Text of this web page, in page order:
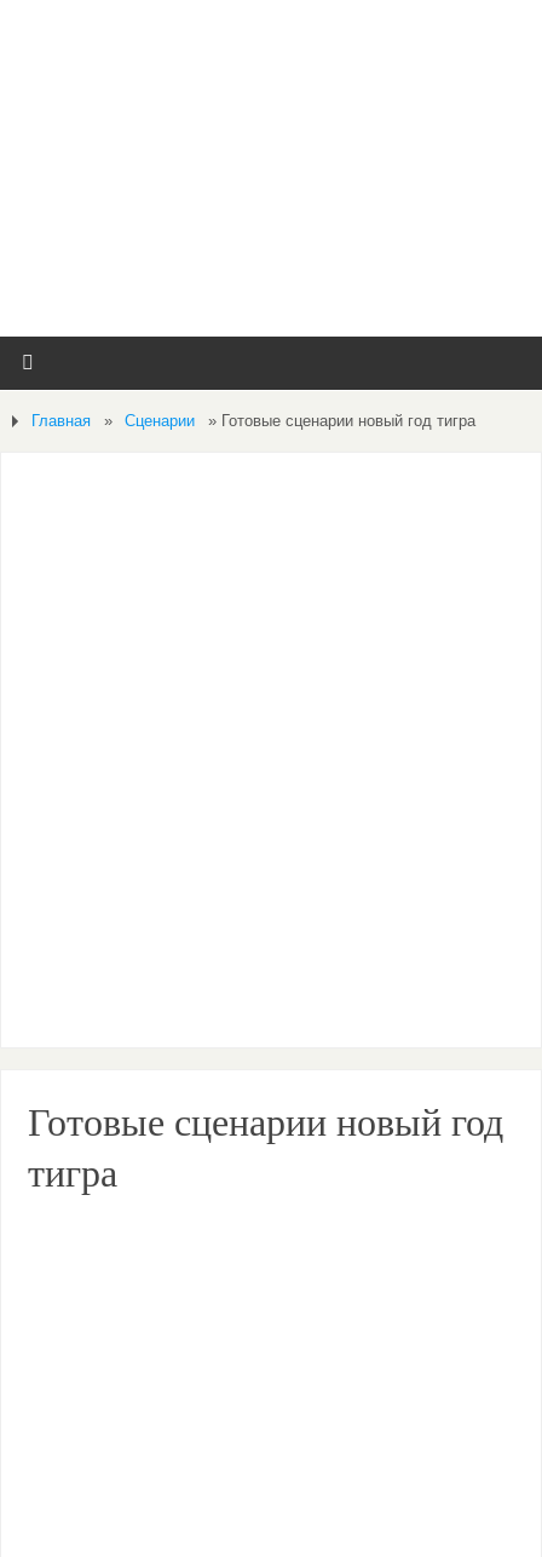
Главная » Сценарии » Готовые сценарии новый год тигра
Готовые сценарии новый год
тигра